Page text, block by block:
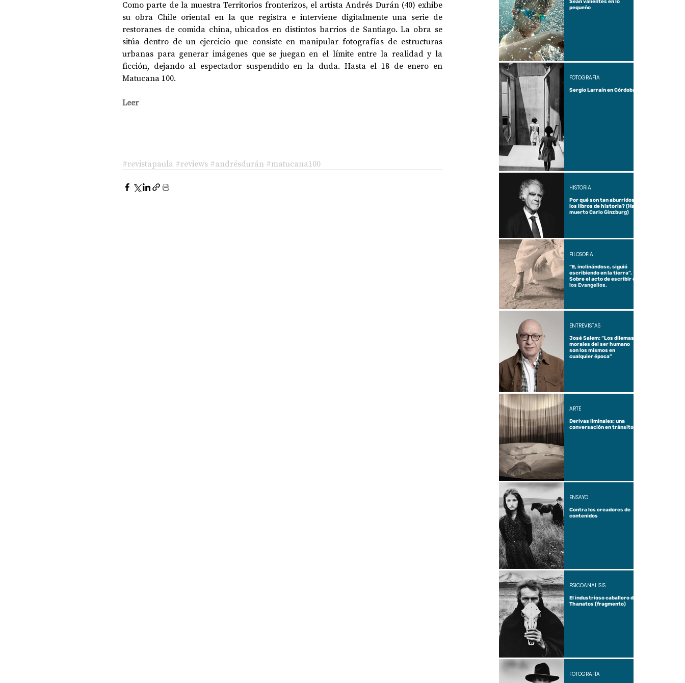
DOSSIER NOCHE DE LAS IDEAS ANTROPOLOGÍA 50 AÑOS DEL GOLPE
CIENCIA Y TECNOLOGÍA
Como parte de la muestra Territorios fronterizos, el artista Andrés Durán (40) exhibe
su obra Chile oriental en la que registra e interviene digitalmente una serie de
restoranes de comida china, ubicados en distintos barrios de Santiago. La obra se
sitúa dentro de un ejercicio que consiste en manipular fotografías de estructuras
urbanas para generar imágenes que se juegan en el límite entre la realidad y la
ficción, dejando al espectador suspendido en la duda. Hasta el 18 de enero en
Matucana 100.
Leer
#revistapaula #reviews #andrésdurán #matucana100
Sean valientes en lo
pequeño
Sergio Larraín en Córdoba
FOTOGRAFÍA
Por qué son tan aburridos
los libros de historia? (Ha
muerto Carlo Ginzburg)
HISTORIA
“E, inclinándose, siguió
escribiendo en la tierra”.
Sobre el acto de escribir en
los Evangelios.
FILOSOFÍA
José Salem: “Los dilemas
morales del ser humano
son los mismos en
cualquier época”
ENTREVISTAS
Derivas liminales: una
conversación en tránsito
ARTE
Contra los creadores de
contenidos
ENSAYO
El industrioso caballero de
Thanatos (fragmento)
PSICOANÁLISIS
FOTOGRAFÍA